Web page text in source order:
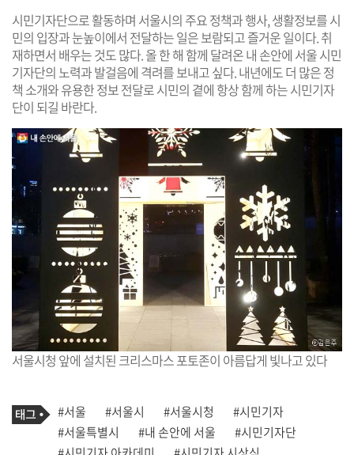
시민기자단으로 활동하며 서울시의 주요 정책과 행사, 생활정보를 시
민의 입장과 눈높이에서 전달하는 일은 보람되고 즐거운 일이다. 취
재하면서 배우는 것도 많다. 올 한 해 함께 달려온 내 손안에 서울 시민
기자단의 노력과 발걸음에 격려를 보내고 싶다. 내년에도 더 많은 정
책 소개와 유용한 정보 전달로 시민의 곁에 항상 함께 하는 시민기자
단이 되길 바란다.
서울시청 앞에 설치된 크리스마스 포토존이 아름답게 빛나고 있다
기
사
관
련
태
그
#서울 #서울시 #서울시청
#시민기자
#서울특별시
#내 손안에 서울
#시민기자단